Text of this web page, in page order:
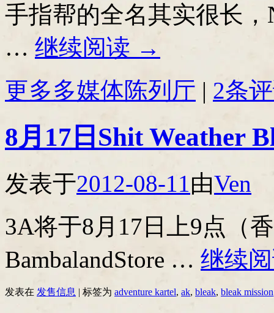
手指帮的全名其实很长，
… 继续阅读 →
更多多媒体陈列厅 | 2条
8月17日Shit Weather
发表于2012-08-11由Ven
3A将于8月17日上9点（
BambalandStore … 继续
发表在 发售信息 | 标签为 adventure kartel, ak, bleak, bleak mission